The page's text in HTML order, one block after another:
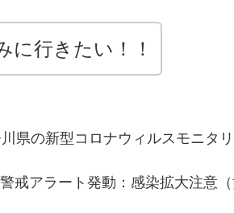
に行きたい！！
県の新型コロナウィルスモニタ
警戒アラート発動：感染拡大注意（